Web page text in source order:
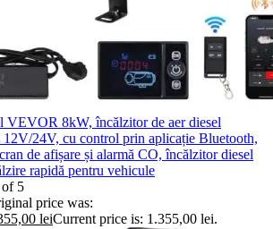
VEVOR 8kW, încălzitor de aer diesel
24V, cu control prin aplicație Bluetooth,
de afișare și alarmă CO, încălzitor diesel
rapidă pentru vehicule
5
price was:
leiCurrent price is: 1.355,00 lei.